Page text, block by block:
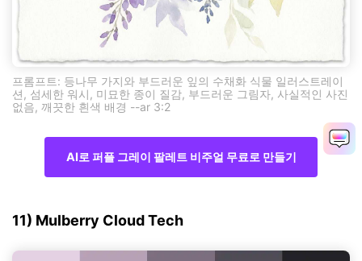
프롬프트: 등나무 가지와 부드러운 잎의 수채화 식물 일러스트레이
션, 섬세한 워시, 미묘한 종이 질감, 부드러운 그림자, 사실적인 사진
없음, 깨끗한 흰색 배경 --ar 3:2
AI로 퍼플 그레이 팔레트 비주얼 무료로 만들기
11) Mulberry Cloud Tech